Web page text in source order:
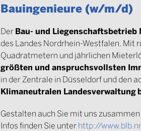
Bauingenieure (w/m/d)
DerBau- und Liegenschaftsbetrieb
des Landes Nordrhein-Westfalen. Mit
Quadratmetern und jährlichen
größten und anspruchsvollsten
in der Zentrale in Düsseldorf und den
Klimaneutralen Landesverwaltung
Gestalten auch Sie mit uns
Infos finden Sie unterhttp://